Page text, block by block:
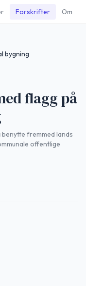
Forskrifter Om
bygning
flagg på
fremmed lands
offentlige